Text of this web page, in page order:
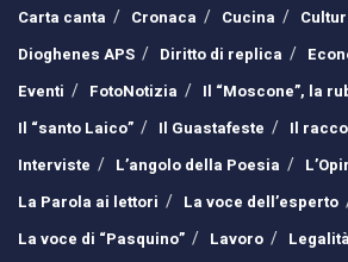
Carta canta
Cronaca Cucina
Dioghenes APS
Diritto di replica
Eventi
FotoNotizia
Il “Moscone”, la
Il “santo Laico”
Il Guastafeste
Il
Interviste
L’angolo della Poesia
La Parola ai lettori
La voce dell’esperto
La voce di “Pasquino”
Lavoro
Legalità